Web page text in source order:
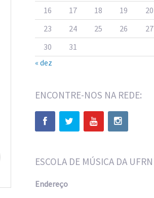
16
17 18 19 20
23
24 25 26 27
30
31
« dez
ENCONTRE-NOS NA REDE:
ESCOLA DE MÚSICA DA UFRN
Endereço